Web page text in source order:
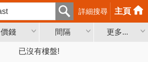
詳細搜尋 主頁
價錢 間隔 更多...
已沒有樓盤!